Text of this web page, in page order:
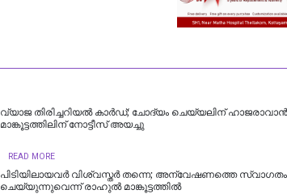
വ്യാജ തിരിച്ചറിയൽ കാർഡ്; ചോദ്യം ചെയ്യലിന്
മാങ്കൂട്ടത്തിലിന് നോട്ടീസ് അയച്ചു
READ MORE
പിടിയിലായവര്‍ വിശ്വസ്തര്‍ തന്നെ; അന്വേഷണത്തെ സ്വാഗതം
ചെയ്യുന്നുവെന്ന് രാഹുല്‍ മാങ്കൂട്ടത്തില്‍